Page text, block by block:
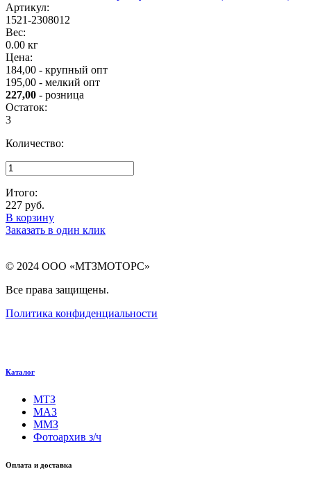
Артикул:
1521-2308012
Вес:
0.00 кг
Цена:
184,00 - крупный опт
195,00 - мелкий опт
227,00 - розница
Остаток:
3
Количество:
Итого:
227 руб.
В корзину
Заказать в один клик
© 2024 ООО «МТЗМОТОРС»
Все права защищены.
Политика конфиденциальности
Каталог
МТЗ
МАЗ
ММЗ
Фотоархив з/ч
Оплата и доставка